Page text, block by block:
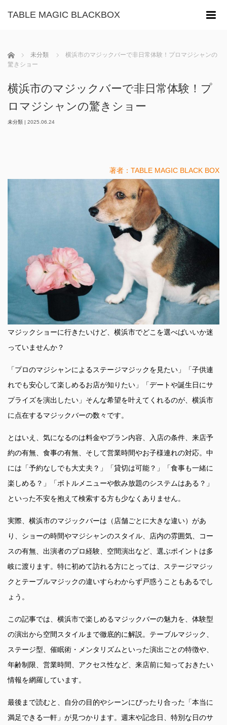
TABLE MAGIC BLACKBOX
ホーム 未分類
横浜市のマジックバーで非日常体験！プロマジシャンの
驚きショー
横浜市のマジックバーで非日常体験！プ
ロマジシャンの驚きショー
未分類 | 2025.06.24
著者：TABLE MAGIC BLACK BOX
マジックショーに行きたいけど、横浜市でどこを選べばいいか迷
っていませんか？
「プロのマジシャンによるステージマジックを見たい」「子供連
れでも安心して楽しめるお店が知りたい」「デートや誕生日にサ
プライズを演出したい」そんな希望を叶えてくれるのが、横浜市
に点在するマジックバーの数々です。
とはいえ、気になるのは料金やプラン内容、入店の条件、来店予
約の有無、食事の有無、そして営業時間やお子様連れの対応。中
には「予約なしでも大丈夫？」「貸切は可能？」「食事も一緒に
楽しめる？」「ボトルメニューや飲み放題のシステムはある？」
といった不安を抱えて検索する方も少なくありません。
実際、横浜市のマジックバーは（店舗ごとに大きな違い）があ
り、ショーの時間やマジシャンのスタイル、店内の雰囲気、コー
スの有無、出演者のプロ経験、空間演出など、選ぶポイントは多
岐に渡ります。特に初めて訪れる方にとっては、ステージマジッ
クとテーブルマジックの違いすらわからず戸惑うこともあるでし
ょう。
この記事では、横浜市で楽しめるマジックバーの魅力を、体験型
の演出から空間スタイルまで徹底的に解説。テーブルマジック、
ステージ型、催眠術・メンタリズムといった演出ごとの特徴や、
年齢制限、営業時間、アクセス性など、来店前に知っておきたい
情報を網羅しています。
最後まで読むと、自分の目的やシーンにぴったり合った「本当に
満足できる一軒」が見つかります。週末や記念日、特別な日のサ